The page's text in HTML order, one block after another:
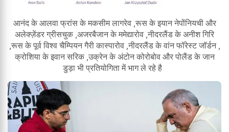
आनंद के आलवा फ्रांस के मकसीम लागरेव ,रूस के इयान नेपोंनियची और
अलेक्ज़ेंडर ग्रीसचुक ,अजरबैजान के ममेद्यारोव ,नीदरलैंड के अनीश गिरि
,रूस के पूर्व विश्व चैम्पियन गैरी कास्पारोव ,नीदरलैंड के वांन फॉरेस्ट जॉर्डन ,
क्रोशिया के इवान सरिक ,उक्रेन के अंटोन कोरोबोव और पोलैंड के जान
डुड़ा भी प्रतियोगिता में भाग ले रहे है